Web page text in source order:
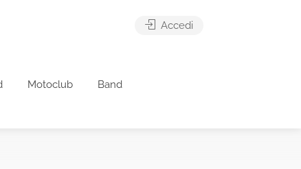
Motoclub Band
Accedi